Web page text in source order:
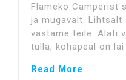
Flameko Camperist
ja mugavalt. Lihtsalt
vastame teile. Alati
tulla, kohapeal on lai
Read More